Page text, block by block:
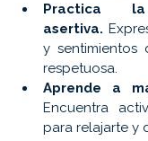
Practica la
asertiva.
y sentimientos
respetuosa.
Aprende a
Encuentra
para relajarte y